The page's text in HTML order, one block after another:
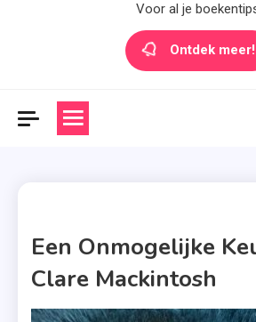
Voor al je
Ontdek meer!
Een Onmogelijke
Clare Mackintosh